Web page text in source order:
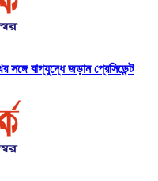
সঙ্গে বাগ্‌যুদ্ধে জড়ান প্রেসিডেন্ট